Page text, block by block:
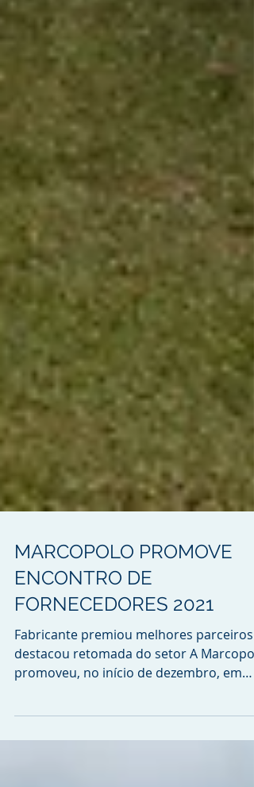
MARCOPOLO PROMOVE
ENCONTRO DE
FORNECEDORES 2021
Fabricante premiou melhores parceiros e
promoveu, no início de dezembro, em